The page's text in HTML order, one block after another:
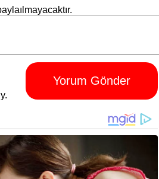
Yorum Gönder